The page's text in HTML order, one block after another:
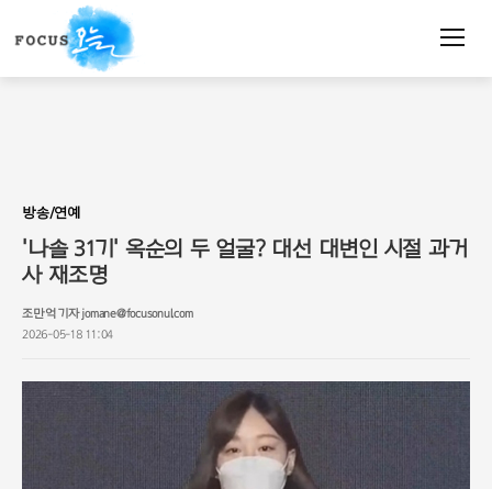
주
방송/연예
'나솔 31기' 옥순의 두 얼굴? 대선 대변인 시절 과거
사 재조명
조만억 기자 jomane@focusonul.com
2026-05-18 11:04